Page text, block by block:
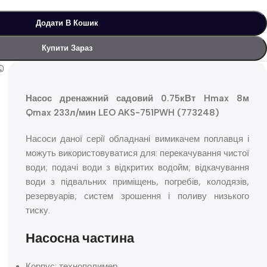
Додати В Кошик
Купити Зараз
Насос дренажний садовий 0.75кВт Hmax 8м
Qmax 233л/мин LEO AKS-751PWH (773248)
Насоси даної серії обладнані вимикачем поплавця і
можуть використовуватися для: перекачування чистої
води; подачі води з відкритих водойм; відкачування
води з підвальних приміщень, погребів, колодязів,
резервуарів; систем зрошення і поливу низького
тиску.
Насосна частина